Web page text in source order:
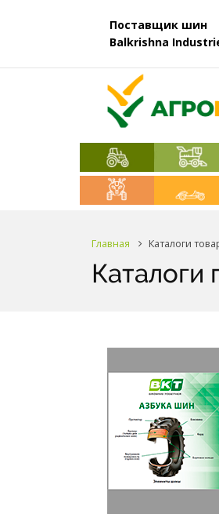
Поставщик шин
Balkrishna
Главная Каталоги
Каталоги